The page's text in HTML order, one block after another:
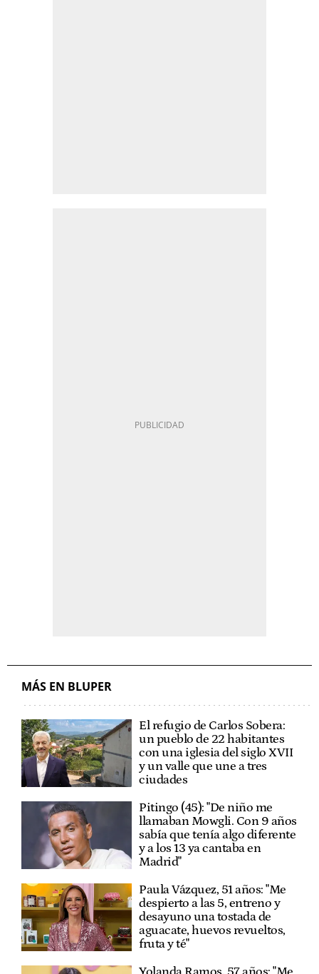
MÁS EN BLUPER
El refugio de Carlos Sobera:
un pueblo de 22 habitantes
con una iglesia del siglo XVII
y un valle que une a tres
ciudades
Pitingo (45): "De niño me
llamaban Mowgli. Con 9 años
sabía que tenía algo diferente
y a los 13 ya cantaba en
Madrid"
Paula Vázquez, 51 años: "Me
despierto a las 5, entreno y
desayuno una tostada de
aguacate, huevos revueltos,
fruta y té"